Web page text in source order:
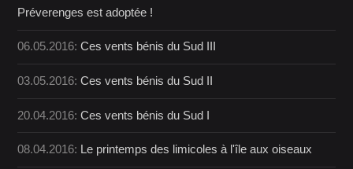
Préverenges est adoptée !
06.05.2016:Ces vents bénis du Sud III
03.05.2016:Ces vents bénis du Sud II
20.04.2016:Ces vents bénis du Sud I
08.04.2016: Le printemps des limicoles à l'île aux oiseaux